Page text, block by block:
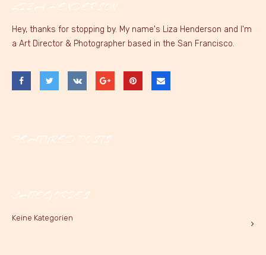
LIZA HENDERSON
Hey, thanks for stopping by. My name's Liza Henderson and I'm
a Art Director & Photographer based in the San Francisco.
FEATURED POSTS
CATEGORIES
Keine Kategorien